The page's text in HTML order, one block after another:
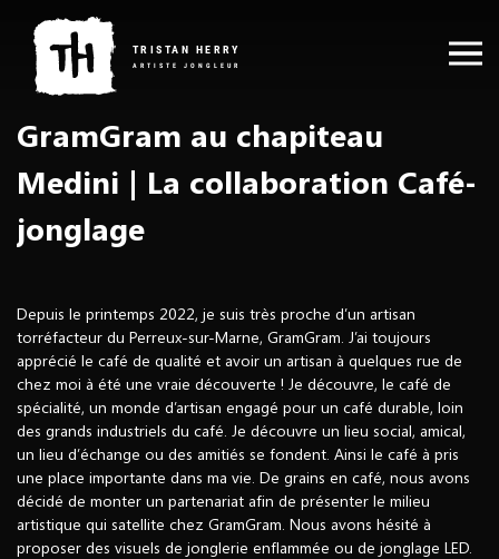
content
Tristan
Herry
|
Artiste
Jongleur
–
Spectacle
de
et
TRISTAN HERRY
ARTISTE JONGLEUR
SPECTACLES
GALERIE
CONTACT
FACEBOOK
INSTAGRAM
MAIL
+ 33 6 50 27 65 89
GramGram au chapiteau
Medini | La collaboration Café-
jonglage
Depuis le printemps 2022, je suis très proche d’un artisan
torréfacteur du Perreux-sur-Marne, GramGram. J’ai toujours
apprécié le café de qualité et avoir un artisan à quelques rue de
chez moi à été une vraie découverte ! Je découvre, le café de
spécialité, un monde d’artisan engagé pour un café durable, loin
des grands industriels du café. Je découvre un lieu social, amical,
un lieu d’échange ou des amitiés se fondent. Ainsi le café à pris
une place importante dans ma vie. De grains en café, nous avons
décidé de monter un partenariat afin de présenter le milieu
artistique qui satellite chez GramGram. Nous avons hésité à
proposer des visuels de jonglerie enflammée ou de jonglage LED.